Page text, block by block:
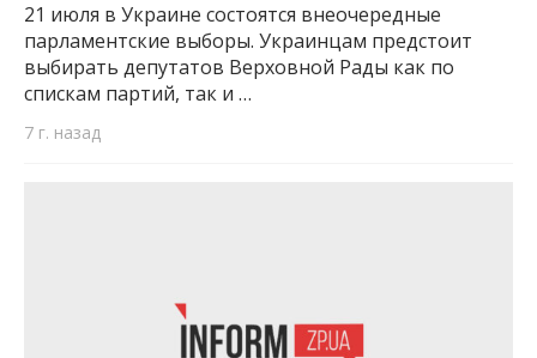
21 июля в Украине состоятся внеочередные
парламентские выборы. Украинцам предстоит
выбирать депутатов Верховной Рады как по
спискам партий, так и …
7 г. назад